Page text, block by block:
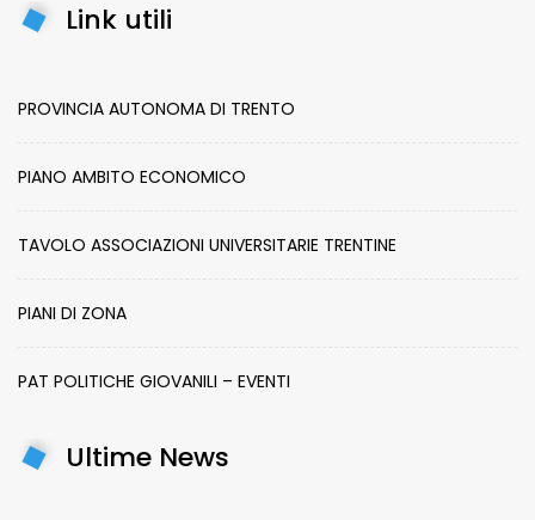
Link utili
PROVINCIA AUTONOMA DI TRENTO
PIANO AMBITO ECONOMICO
TAVOLO ASSOCIAZIONI UNIVERSITARIE TRENTINE
PIANI DI ZONA
PAT POLITICHE GIOVANILI – EVENTI
Ultime News